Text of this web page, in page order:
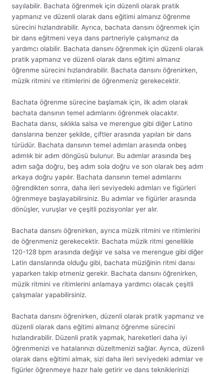
sayılabilir. Bachata öğrenmek için düzenli olarak pratik
yapmanız ve düzenli olarak dans eğitimi almanız öğrenme
sürecini hızlandırabilir. Ayrıca, bachata dansını öğrenmek için
bir dans eğitmeni veya dans partneriyle çalışmanız da
yardımcı olabilir. Bachata dansını öğrenmek için düzenli olarak
pratik yapmanız ve düzenli olarak dans eğitimi almanız
öğrenme sürecini hızlandırabilir. Bachata dansını öğrenirken,
müzik ritmini ve ritimlerini de öğrenmeniz gerekecektir.
Bachata öğrenme sürecine başlamak için, ilk adım olarak
bachata dansının temel adımlarını öğrenmek olacaktır.
Bachata dansı, sıklıkla salsa ve merengue gibi diğer Latino
danslarına benzer şekilde, çiftler arasında yapılan bir dans
türüdür. Bachata dansının temel adımları arasında onbeş
adımlık bir adım döngüsü bulunur. Bu adımlar arasında beş
adım sağa doğru, beş adım sola doğru ve son olarak beş adım
arkaya doğru yapılır. Bachata dansının temel adımlarını
öğrendikten sonra, daha ileri seviyedeki adımları ve figürleri
öğrenmeye başlayabilirsiniz. Bu adımlar ve figürler arasında
dönüşler, vuruşlar ve çeşitli pozisyonlar yer alır.
Bachata dansını öğrenirken, ayrıca müzik ritmini ve ritimlerini
de öğrenmeniz gerekecektir. Bachata müzik ritmi genellikle
120-128 bpm arasında değişir ve salsa ve merengue gibi diğer
Latin danslarında olduğu gibi, bachata müziğinin ritmi dansı
yaparken takip etmeniz gerekir. Bachata dansını öğrenirken,
müzik ritmini ve ritimlerini anlamaya yardımcı olacak çeşitli
çalışmalar yapabilirsiniz.
Bachata dansını öğrenirken, düzenli olarak pratik yapmanız ve
düzenli olarak dans eğitimi almanız öğrenme sürecini
hızlandırabilir. Düzenli pratik yapmak, hareketleri daha iyi
öğrenmenizi ve hatalarınızı düzeltmenizi sağlar. Ayrıca, düzenli
olarak dans eğitimi almak, sizi daha ileri seviyedeki adımlar ve
figürler öğrenmeye hazır hale getirir ve dans tekniklerinizi